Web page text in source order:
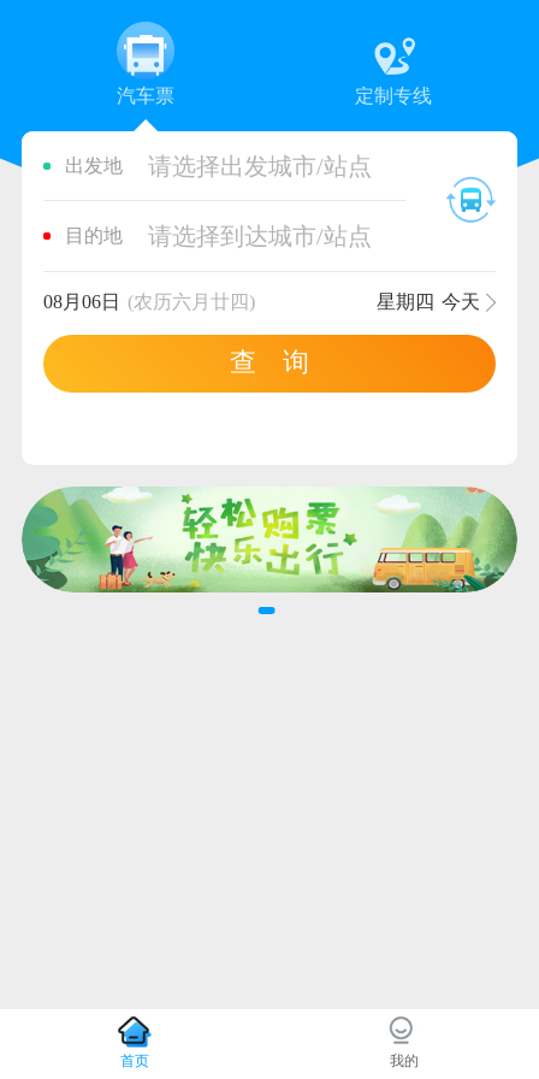
汽车票 定制专线
出发地 请选择出发城市/站点
目的地 请选择到达城市/站点
08月06日 (农历六月廿四) 星期四 今天
查 询
首页 我的